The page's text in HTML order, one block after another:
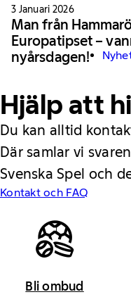
3 Januari 2026
Man från
Europatipset –
nyårsdagen!
Hjälp att
Du kan alltid
Där samlar vi
Svenska Spel och
Kontakt och FAQ
Bli ombud